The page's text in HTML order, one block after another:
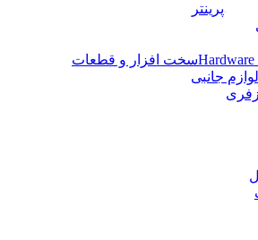
پرینتر
سخت افزار و قطعات
لوازم جانبی